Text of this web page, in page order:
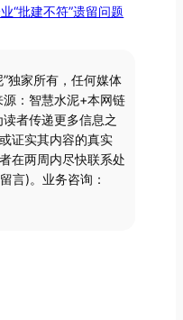
“批建不符”遗留问题
独家所有，任何媒体
：智慧水泥+本网链
者传递更多信息之
证实其内容的真实
在两周内尽快联系处
言)。业务咨询：